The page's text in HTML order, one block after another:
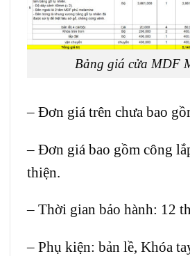
Bảng giá cửa MDF
– Đơn giá trên chưa bao
– Đơn giá bao gồm công
thiện.
– Thời gian bảo hành: 12
– Phụ kiện: bản lề, Khóa